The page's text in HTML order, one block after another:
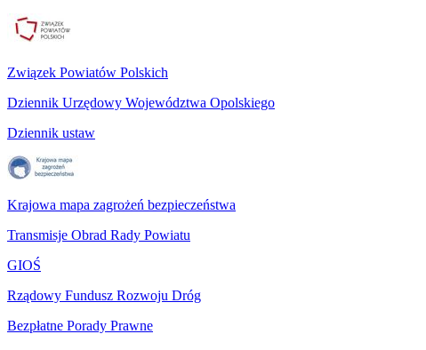
Związek Powiatów Polskich
Dziennik Urzędowy Województwa Opolskiego
Dziennik ustaw
Krajowa mapa zagrożeń bezpieczeństwa
Transmisje Obrad Rady Powiatu
GIOŚ
Rządowy Fundusz Rozwoju Dróg
Bezpłatne Porady Prawne